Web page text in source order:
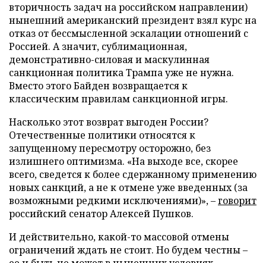
вторичность задач на российском направлении)
нынешний американский президент взял курс на
отказ от бессмысленной эскалации отношений с
Россией. А значит, сублимационная,
демонстративно-силовая и маскулинная
санкционная политика Трампа уже не нужна.
Вместо этого Байден возвращается к
классическим правилам санкционной игры.
Насколько этот возврат выгоден России?
Отечественные политики относятся к
запущенному пересмотру осторожно, без
излишнего оптимизма. «На выходе все, скорее
всего, сведется к более сдержанному применению
новых санкций, а не к отмене уже введенных (за
возможными редкими исключениями)», –говорит
российский сенатор Алексей Пушков.
И действительно, какой-то массовой отмены
ограничений ждать не стоит. Но будем честны –